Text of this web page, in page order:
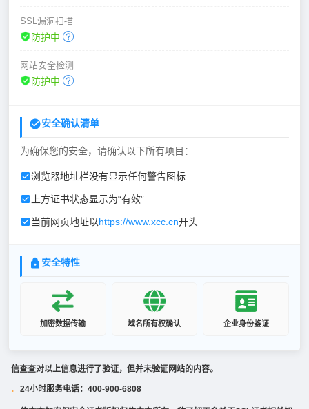
SSL漏洞扫描
防护中
网站安全检测
防护中
安全确认清单
为确保您的安全，请确认以下所有项目：
浏览器地址栏没有显示任何警告图标
上方证书状态显示为“有效”
当前网页地址以https://www.xcc.cn开头
安全特性
加密数据传输 域名所有权确认 企业身份鉴证
信查查对以上信息进行了验证，但并未验证网站的内容。
· 24小时服务电话：400-900-6808